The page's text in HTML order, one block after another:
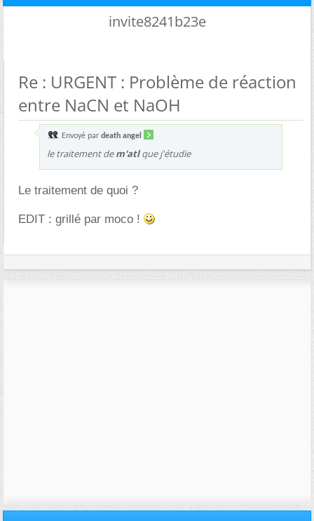
invite8241b23e
Re : URGENT : Problème de réaction
entre NaCN et NaOH
Envoyé par death angel
le traitement dem'atlque j'étudie
Le traitement de quoi ?
EDIT : grillé par moco !